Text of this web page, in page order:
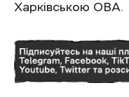
Харківською ОВА.